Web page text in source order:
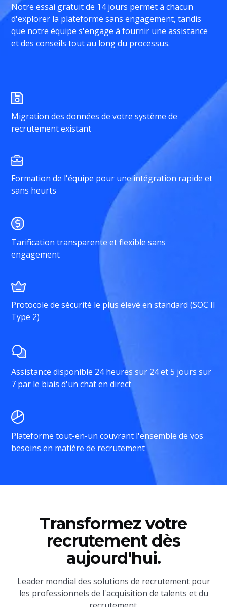
Notre essai gratuit de 14 jours permet à chacun
d'explorer la plateforme sans engagement, tandis
que notre équipe s'engage à fournir une assistance
et des conseils tout au long du processus.
Migration des données de votre système de
recrutement existant
Formation de l'équipe pour une intégration rapide et
sans heurts
Tarification transparente et flexible sans
engagement
Protocole de sécurité le plus élevé en standard (SOC II
Type 2)
Assistance disponible 24 heures sur 24 et 5 jours sur
7 par le biais d'un chat en direct
Plateforme tout-en-un couvrant l'ensemble de vos
besoins en matière de recrutement
Transformez votre
recrutement dès
aujourd'hui.
Leader mondial des solutions de recrutement pour
les professionnels de l'acquisition de talents et du